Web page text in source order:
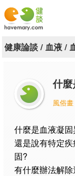
漫漫健康
關於健談
聯絡我們
下載專區
健康論談/ 血液/
什
風俗畫
什麼是血液凝
還是說有特定
固?
有什麼辦法解